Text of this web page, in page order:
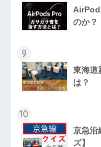
のか？
9
東海道
は？
10
京急沿
ズ】